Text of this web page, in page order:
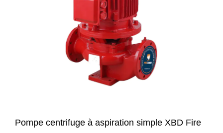
Pompe centrifuge à aspiration simple XBD Fire